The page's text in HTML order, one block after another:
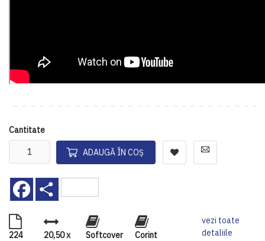
Cantitate
ADAUGĂ ÎN COȘ
Facebook
224
20,50 x
Softcover
Corint
vezi toate
detaliile